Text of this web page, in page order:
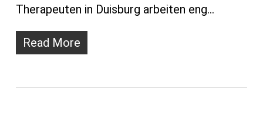
Therapeuten in Duisburg arbeiten eng…
Read More